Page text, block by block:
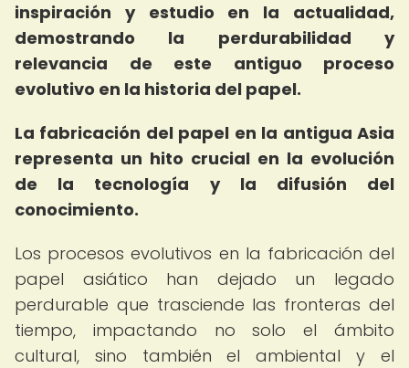
inspiración y estudio en la actualidad,
demostrando la perdurabilidad y
relevancia de este antiguo proceso
evolutivo en la historia del papel.
La fabricación del papel en la antigua Asia
representa un hito crucial en la evolución
de la tecnología y la difusión del
conocimiento.
Los procesos evolutivos en la fabricación del
papel asiático han dejado un legado
perdurable que trasciende las fronteras del
tiempo, impactando no solo el ámbito
cultural, sino también el ambiental y el